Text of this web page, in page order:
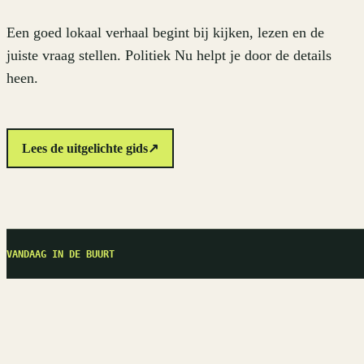
Een goed lokaal verhaal begint bij kijken, lezen en de
juiste vraag stellen. Politiek Nu helpt je door de details
heen.
Lees de uitgelichte gids↗
VANDAAG IN DE BUURT